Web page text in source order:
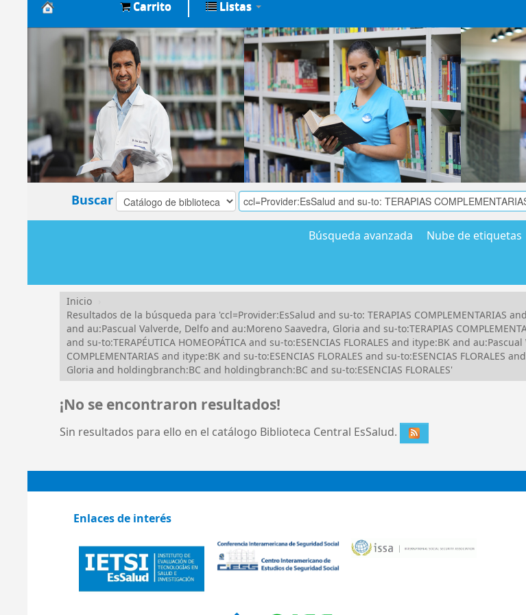
Biblioteca
Central
EsSalud
Carrito Listas
Buscar
Búsqueda avanzada Nube de etiquetas
Inicio
Resultados de la búsqueda para 'ccl=Provider:EsSalud and su-to: TERAPIAS COMPLEMENTARIAS
and au:Pascual Valverde, Delfo and au:Moreno Saavedra, Gloria and su-to:TERAPIAS
and su-to:TERAPÉUTICA HOMEOPÁTICA and su-to:ESENCIAS FLORALES and itype:BK and
COMPLEMENTARIAS and itype:BK and su-to:ESENCIAS FLORALES and su-to:ESENCIAS
Gloria and holdingbranch:BC and holdingbranch:BC and su-to:ESENCIAS FLORALES'
¡No se encontraron resultados!
Sin resultados para ello en el catálogo Biblioteca Central EsSalud.
Enlaces de interés